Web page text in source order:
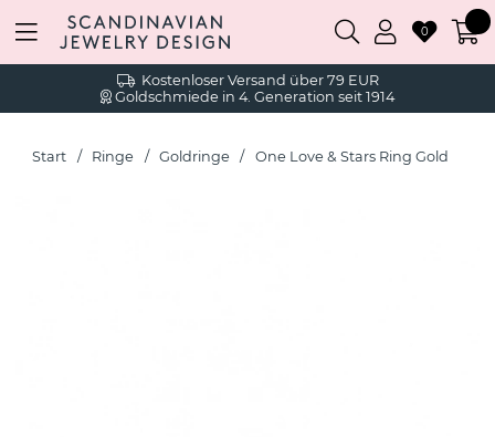
Kostenloser Versand über 79 EUR
Goldschmiede in 4. Generation seit 1914
0
Start Ringe Goldringe One Love & Stars Ring Gold